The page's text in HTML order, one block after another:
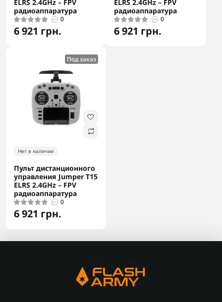
ELRS 2.4GHz – FPV
радиоаппаратура
0
6 921 грн.
ELRS 2.4GHz – FPV
радиоаппаратура
0
6 921 грн.
Под заказ
Нет в наличии
Пульт дистанционного
управления Jumper T15
ELRS 2.4GHz – FPV
радиоаппаратура
0
6 921 грн.